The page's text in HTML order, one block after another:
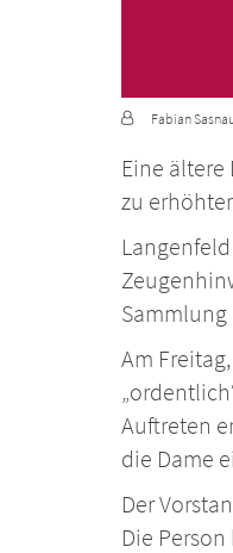
Von: Fabian
Eine
zu
Am
Auftreten
die Dame
Der
Die